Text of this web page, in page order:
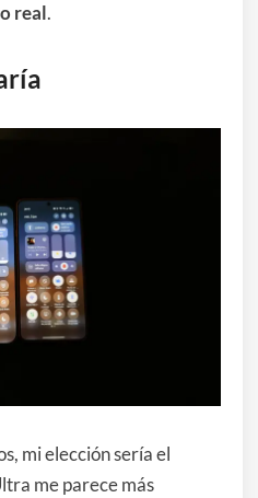
real.
mi elección sería el
me parece más